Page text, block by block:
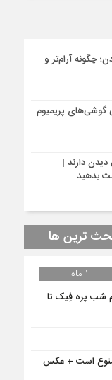
چگونه آرام‌تر و
گوشی‌های پریمیوم
دیدن دارند |
بدهید
ترین ها
1 ماه
شب‌ پره فِیک تا